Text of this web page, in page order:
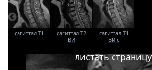
сагиттал T1
сагиттал T2
ВИ
сагиттал T1
ВИ с
листать страницу